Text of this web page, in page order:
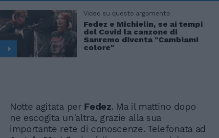
Video su questo argomento
Fedez e Michielin, se ai tempi
del Covid la canzone di
Sanremo diventa "Cambiami
colore"
Notte agitata per Fedez. Ma il mattino dopo
ne escogita un'altra, grazie alla sua
importante rete di conoscenze. Telefonata ad